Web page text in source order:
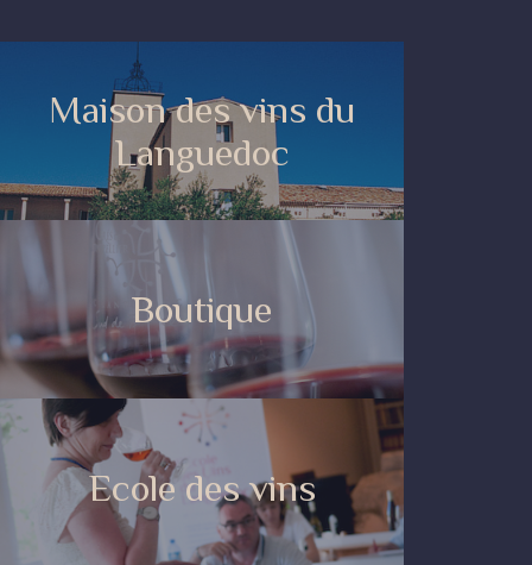
Maison des vins du
Languedoc
Boutique
Ecole des vins